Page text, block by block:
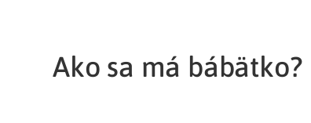
Ako sa má bábätko?